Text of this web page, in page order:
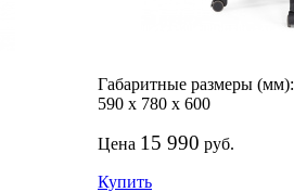
Габаритные размеры (мм):
590 х 780 х 600
Цена 15 990 руб.
Купить